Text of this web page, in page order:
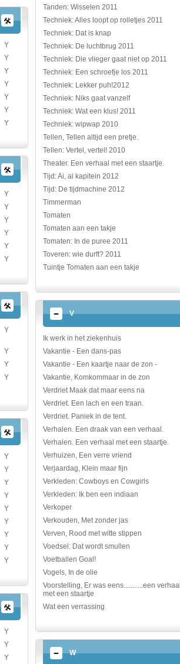
Y
Y
Y
Y
Y
Y
Y
Y
Y
Y
Y
Y
Y
Y
Y
Y
Y
Y
Y
Y
Y
Y
Y
Y
Y
Y
Y
Y
Y
Tanden: Wisselen 2011
Techniek: Alles loopt op rolletjes 2011
Techniek: Dat is knap
Techniek: De luchtbrug 2011
Techniek: Die vlieger gaat niet op 2011
Techniek: Een schroefje los 2011
Techniek: Lekker puh!2012
Techniek: Niks gaat vanzelf
Techniek: Wat een klus! 2011
Techniek: wipwap 2010
Tellen, Tellen altijd een pretje.
Tellen: Vertel, vertel! 2010
Theater. Een verhaal met een staartje.
Tijd: Ai, ai kapitein 2012
Tijd: De tijdmachine 2012
Timmerman
Tomaten
Tomaten aan een takje
Tomaten: In de puree 2011
Toveren: wie durft? 2011
Tuintje Tomaten aan een takje
V
Ik werk in het ziekenhuis
Vakantie - Een dans-pas
Vakantie - Een kaartje naar de zon -
Vakantie, Komkommaar in de zon
Verdriet Maak dat maar eens na
Verdriet. Een lach en een traan.
Verdriet. Paniek in de tent.
Verhalen. Een draak van een verhaal.
Verhalen. Een verhaal met een staartje.
Verhuizen, Een verre vriend
Verjaardag, Klein maar fijn
Verkleden: Cowboys en Cowgirls
Verkleden: Ik ben een indiaan
Verkoper
Verkouden, Met zonder jas
Verven, Rood met witte stippen
Voedsel: Dat wordt smullen
Voetballen Goal!
Vogels, In de olie
Voorstelling, Er was eens...........een verhaal
met een staartje
Wat een verrassing
W